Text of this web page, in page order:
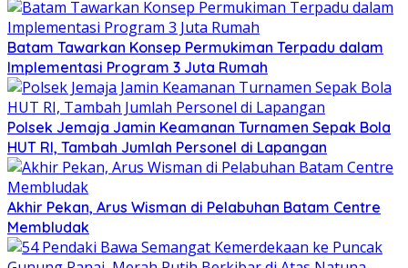
Batam Tawarkan Konsep Permukiman Terpadu dalam
Implementasi Program 3 Juta Rumah
Polsek Jemaja Jamin Keamanan Turnamen Sepak Bola
HUT RI, Tambah Jumlah Personel di Lapangan
Akhir Pekan, Arus Wisman di Pelabuhan Batam Centre
Membludak